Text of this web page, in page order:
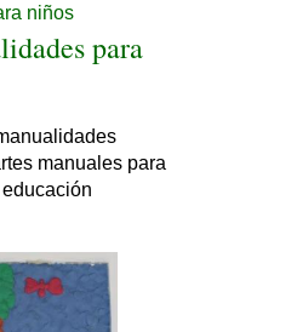
niños
para
manuales para